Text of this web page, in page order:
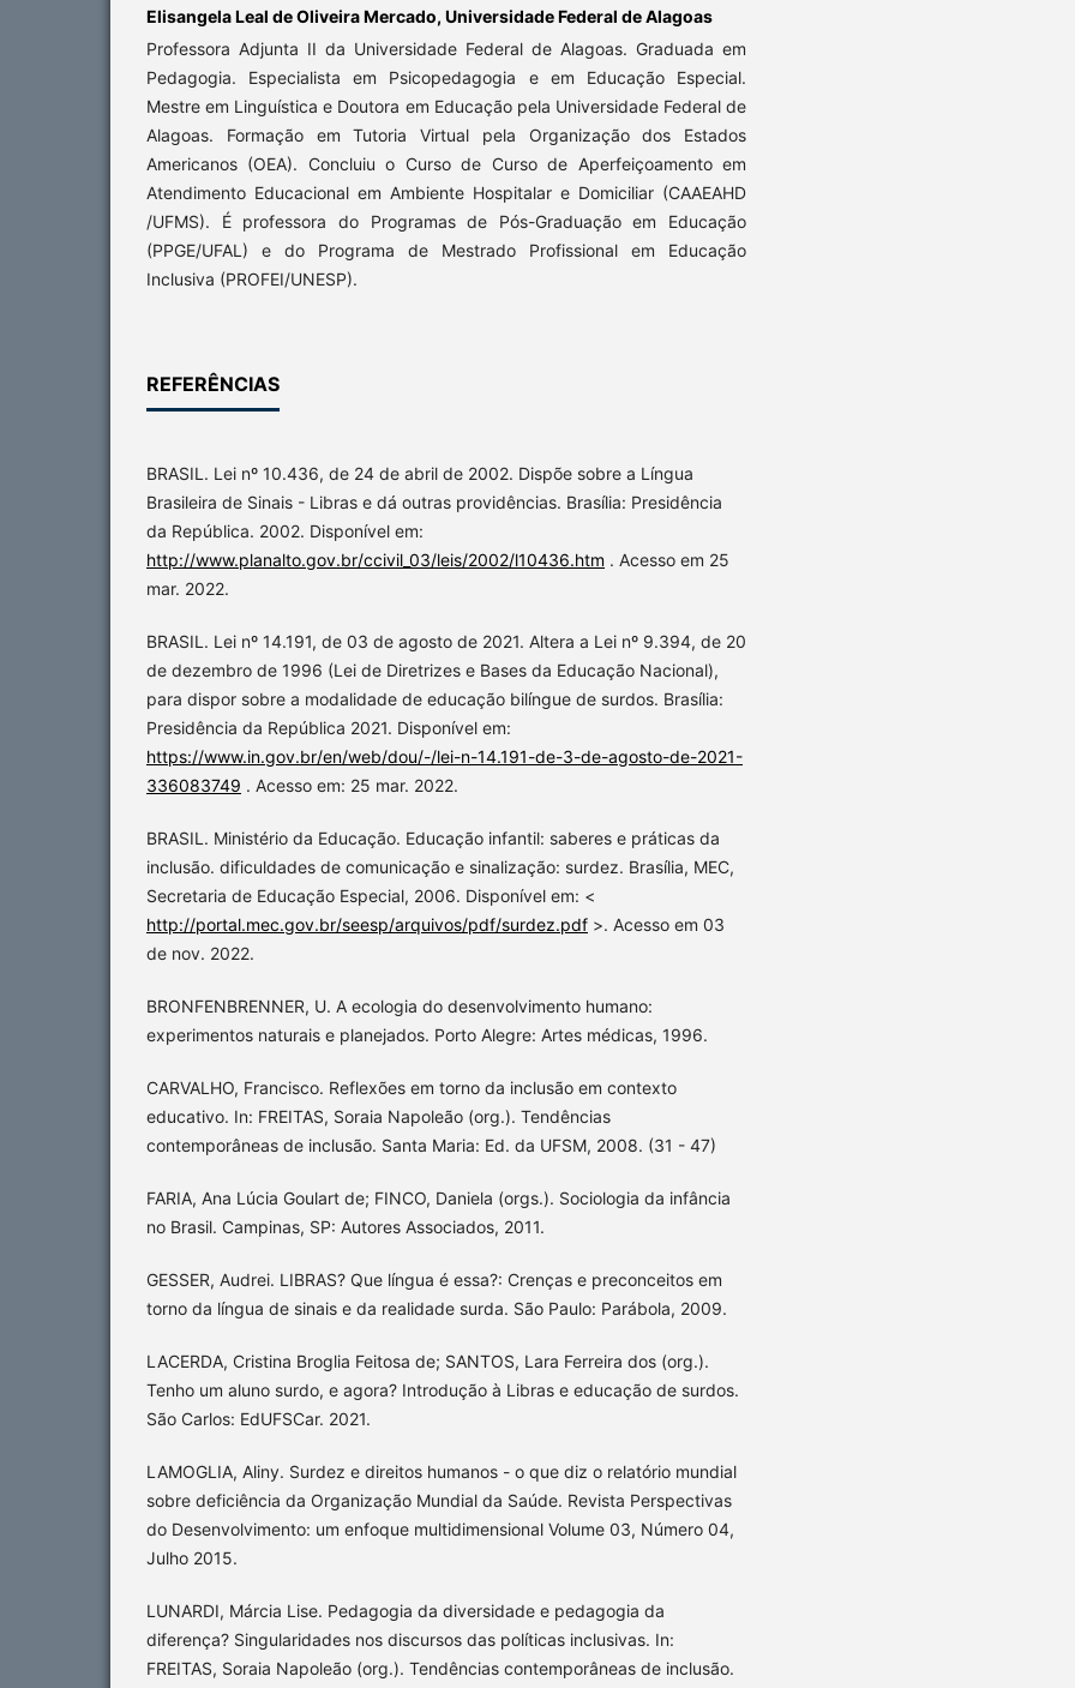
Elisangela Leal de Oliveira Mercado, Universidade Federal de Alagoas
Professora Adjunta II da Universidade Federal de Alagoas. Graduada em
Pedagogia. Especialista em Psicopedagogia e em Educação Especial.
Mestre em Linguística e Doutora em Educação pela Universidade Federal de
Alagoas. Formação em Tutoria Virtual pela Organização dos Estados
Americanos (OEA). Concluiu o Curso de Curso de Aperfeiçoamento em
Atendimento Educacional em Ambiente Hospitalar e Domiciliar (CAAEAHD
/UFMS). É professora do Programas de Pós-Graduação em Educação
(PPGE/UFAL) e do Programa de Mestrado Profissional em Educação
Inclusiva (PROFEI/UNESP).
REFERÊNCIAS
BRASIL. Lei nº 10.436, de 24 de abril de 2002. Dispõe sobre a Língua
Brasileira de Sinais - Libras e dá outras providências. Brasília: Presidência
da República. 2002. Disponível em:
http://www.planalto.gov.br/ccivil_03/leis/2002/l10436.htm . Acesso em 25
mar. 2022.
BRASIL. Lei nº 14.191, de 03 de agosto de 2021. Altera a Lei nº 9.394, de 20
de dezembro de 1996 (Lei de Diretrizes e Bases da Educação Nacional),
para dispor sobre a modalidade de educação bilíngue de surdos. Brasília:
Presidência da República 2021. Disponível em:
https://www.in.gov.br/en/web/dou/-/lei-n-14.191-de-3-de-agosto-de-2021-
336083749 . Acesso em: 25 mar. 2022.
BRASIL. Ministério da Educação. Educação infantil: saberes e práticas da
inclusão. dificuldades de comunicação e sinalização: surdez. Brasília, MEC,
Secretaria de Educação Especial, 2006. Disponível em: <
http://portal.mec.gov.br/seesp/arquivos/pdf/surdez.pdf >. Acesso em 03
de nov. 2022.
BRONFENBRENNER, U. A ecologia do desenvolvimento humano:
experimentos naturais e planejados. Porto Alegre: Artes médicas, 1996.
CARVALHO, Francisco. Reflexões em torno da inclusão em contexto
educativo. In: FREITAS, Soraia Napoleão (org.). Tendências
contemporâneas de inclusão. Santa Maria: Ed. da UFSM, 2008. (31 - 47)
FARIA, Ana Lúcia Goulart de; FINCO, Daniela (orgs.). Sociologia da infância
no Brasil. Campinas, SP: Autores Associados, 2011.
GESSER, Audrei. LIBRAS? Que língua é essa?: Crenças e preconceitos em
torno da língua de sinais e da realidade surda. São Paulo: Parábola, 2009.
LACERDA, Cristina Broglia Feitosa de; SANTOS, Lara Ferreira dos (org.).
Tenho um aluno surdo, e agora? Introdução à Libras e educação de surdos.
São Carlos: EdUFSCar. 2021.
LAMOGLIA, Aliny. Surdez e direitos humanos - o que diz o relatório mundial
sobre deficiência da Organização Mundial da Saúde. Revista Perspectivas
do Desenvolvimento: um enfoque multidimensional Volume 03, Número 04,
Julho 2015.
LUNARDI, Márcia Lise. Pedagogia da diversidade e pedagogia da
diferença? Singularidades nos discursos das políticas inclusivas. In:
FREITAS, Soraia Napoleão (org.). Tendências contemporâneas de inclusão.